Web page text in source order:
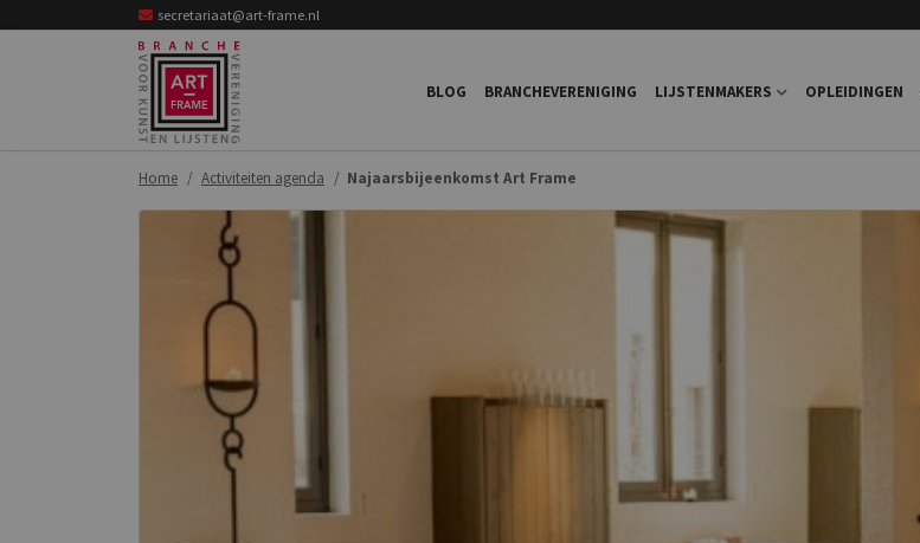
secretariaat@art-frame.nl
BLOG BRANCHEVERENIGING LIJSTENMAKERS OPLEIDINGEN
Home Activiteiten agenda Najaarsbijeenkomst Art Frame